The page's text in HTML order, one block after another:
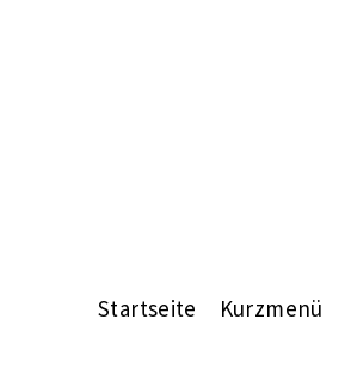
Startseite Kurzmenü